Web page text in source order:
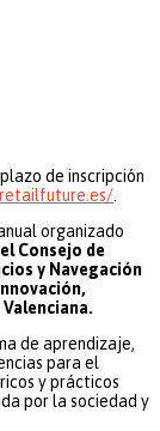
de inscripción
organizado
Consejo de
y Navegación
de aprendizaje,
para el
y prácticos
por la sociedad y